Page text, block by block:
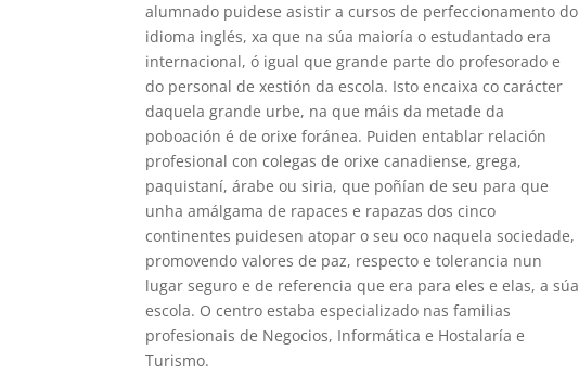
alumnado puidese asistir a cursos de perfeccionamento do
idioma inglés, xa que na súa maioría o estudantado era
internacional, ó igual que grande parte do profesorado e
do personal de xestión da escola. Isto encaixa co carácter
daquela grande urbe, na que máis da metade da
poboación é de orixe foránea. Puiden entablar relación
profesional con colegas de orixe canadiense, grega,
paquistaní, árabe ou siria, que poñían de seu para que
unha amálgama de rapaces e rapazas dos cinco
continentes puidesen atopar o seu oco naquela sociedade,
promovendo valores de paz, respecto e tolerancia nun
lugar seguro e de referencia que era para eles e elas, a súa
escola. O centro estaba especializado nas familias
profesionais de Negocios, Informática e Hostalaría e
Turismo.